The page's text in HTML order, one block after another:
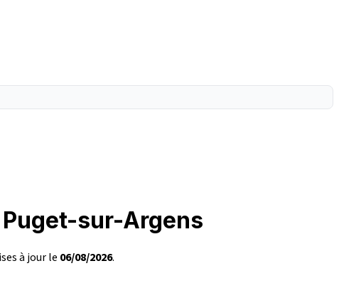
sur-Argens
à jour le 06/08/2026.